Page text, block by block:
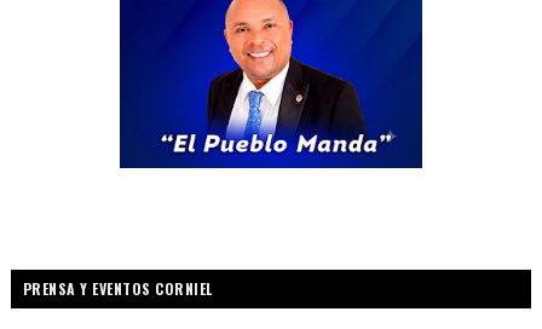
PRENSA Y EVENTOS CORNIEL